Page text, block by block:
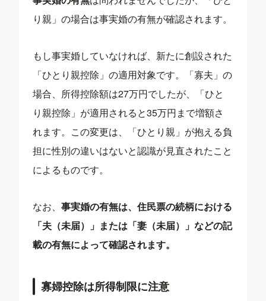
り親」の場合は事実婚の有無が確認されます。
もし事実婚していなければ、新たに創設された
「ひとり親控除」の適用対象です。「寡夫」の
場合、所得控除額は27万円でしたが、「ひと
り親控除」が適用されると35万円まで増額さ
れます。この変更は、「ひとり親」が抱える負
担に性別の違いはないと認識が見直されたこと
によるものです。
なお、事実婚の有無は、住民票の続柄における
「夫（未届）」または「妻（未届）」などの記
載の有無によって確認されます。
寡婦控除は所得制限に注意